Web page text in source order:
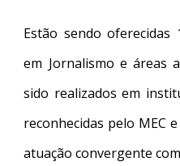
Estão sendo oferecidas
em Jornalismo e áreas
sido realizados em
reconhecidas pelo MEC
atuação convergente